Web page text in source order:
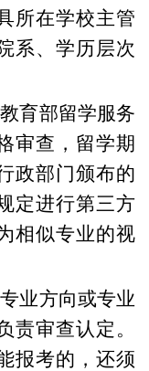
所在学校主管
系、学历层次
育部留学服务
审查，留学期
政部门颁布的
定进行第三方
相似专业的视
业方向或专业
责审查认定。
报考的，还须